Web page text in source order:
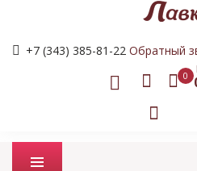
+7 (343) 385-81-22 Обратный
0